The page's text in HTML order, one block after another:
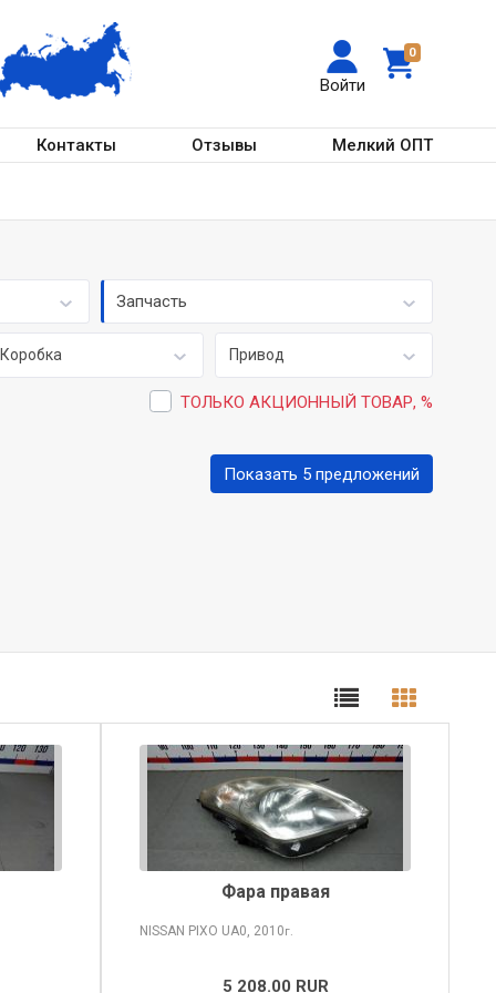
0
Войти
Контакты Отзывы Мелкий ОПТ
Запчасть
Коробка Привод
ТОЛЬКО АКЦИОННЫЙ ТОВАР, %
Показать 5 предложений
Фара правая
NISSAN PIXO UA0, 2010г.
5 208.00 RUR